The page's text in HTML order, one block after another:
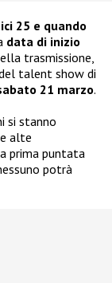
25 e quando
data di inizio
trasmissione,
talent show di
21 marzo.
si stanno
alte
prima puntata
potrà